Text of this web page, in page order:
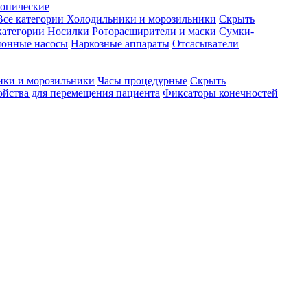
категории Холодильники и морозильники Скрыть
Носилки Роторасширители и маски Сумки-
насосы Наркозные аппараты Отсасыватели
и морозильники Часы процедурные Скрыть
для перемещения пациента Фиксаторы конечностей